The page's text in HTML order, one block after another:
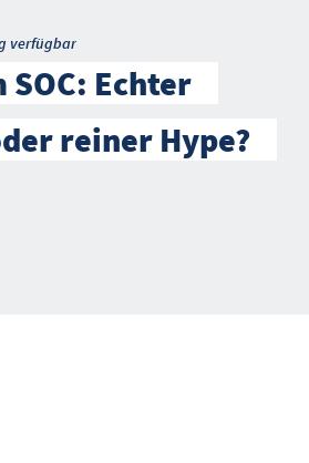
verfügbar
Echter
reiner Hype?